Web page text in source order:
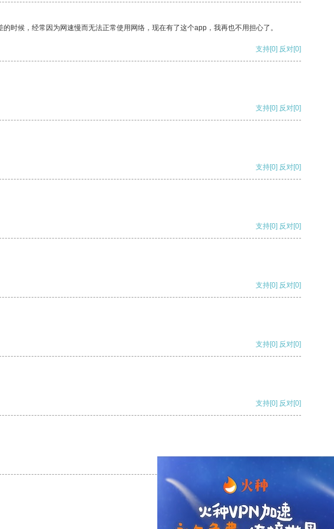
时候，经常因为网速慢而无法正常使用网络，现在有了这个app，我再也不用担心了。
支持[0] 反对[0]
支持[0] 反对[0]
支持[0] 反对[0]
支持[0] 反对[0]
支持[0] 反对[0]
支持[0] 反对[0]
支持[0] 反对[0]
支持 [0] 反对 [0]